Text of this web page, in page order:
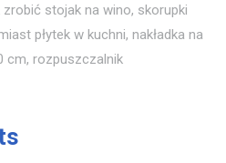
stojak na wino, skorupki
płytek w kuchni, nakładka na
cm, rozpuszczalnik